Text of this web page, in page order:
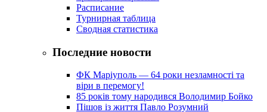
Расписание
Турнирная таблица
Сводная статистика
Последние новости
ФК Маріуполь — 64 роки незламності та
віри в перемогу!
85 років тому народився Володимир Бойко
Пішов із життя Павло Розумний